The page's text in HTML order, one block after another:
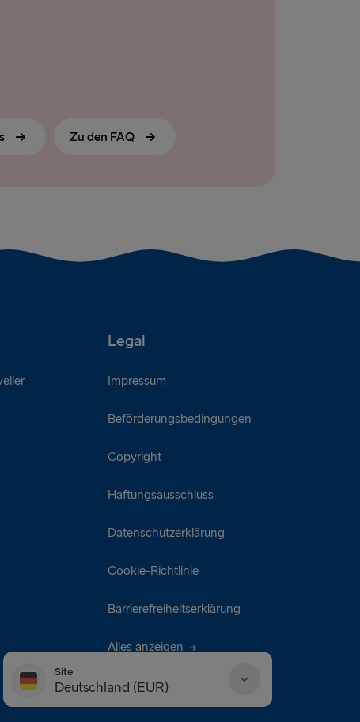
Zu den FAQ
Legal
Impressum
Beförderungsbedingungen
Copyright
Haftungsausschluss
Datenschutzerklärung
Cookie-Richtlinie
Barrierefreiheitserklärung
Alles anzeigen
Site
Deutschland (EUR)